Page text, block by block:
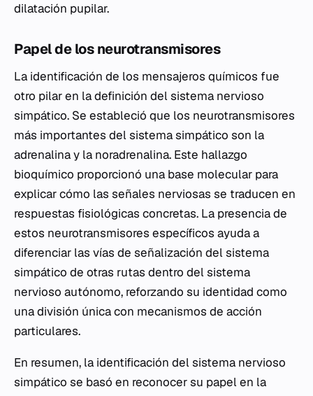
dilatación pupilar.
Papel de los neurotransmisores
La identificación de los mensajeros químicos fue
otro pilar en la definición del sistema nervioso
simpático. Se estableció que los neurotransmisores
más importantes del sistema simpático son la
adrenalina y la noradrenalina. Este hallazgo
bioquímico proporcionó una base molecular para
explicar cómo las señales nerviosas se traducen en
respuestas fisiológicas concretas. La presencia de
estos neurotransmisores específicos ayuda a
diferenciar las vías de señalización del sistema
simpático de otras rutas dentro del sistema
nervioso autónomo, reforzando su identidad como
una división única con mecanismos de acción
particulares.
En resumen, la identificación del sistema nervioso
simpático se basó en reconocer su papel en la